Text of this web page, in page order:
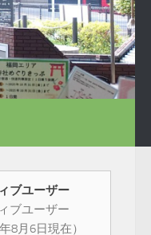
ブユーザー
ブユーザー
8月6日現在）